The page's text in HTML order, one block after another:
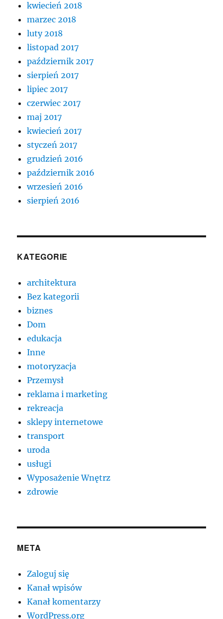
kwiecień 2018
marzec 2018
luty 2018
listopad 2017
październik 2017
sierpień 2017
lipiec 2017
czerwiec 2017
maj 2017
kwiecień 2017
styczeń 2017
grudzień 2016
październik 2016
wrzesień 2016
sierpień 2016
KATEGORIE
architektura
Bez kategorii
biznes
Dom
edukacja
Inne
motoryzacja
Przemysł
reklama i marketing
rekreacja
sklepy internetowe
transport
uroda
usługi
Wyposażenie Wnętrz
zdrowie
META
Zaloguj się
Kanał wpisów
Kanał komentarzy
WordPress.org